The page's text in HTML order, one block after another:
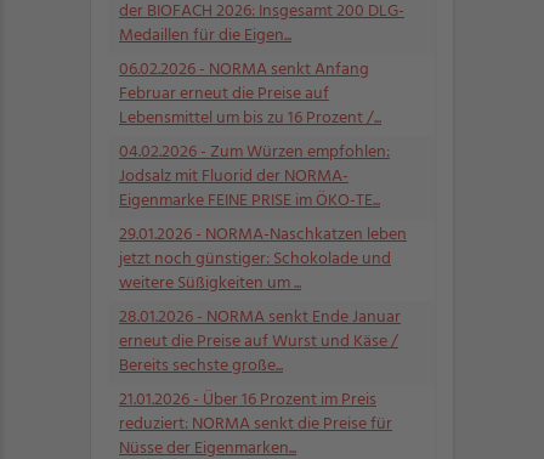
der BIOFACH 2026: Insgesamt 200 DLG-
Medaillen für die Eigen...
06.02.2026- NORMA senkt Anfang
Februar erneut die Preise auf
Lebensmittel um bis zu 16 Prozent /...
04.02.2026- Zum Würzen empfohlen:
Jodsalz mit Fluorid der NORMA-
Eigenmarke FEINE PRISE im ÖKO-TE...
29.01.2026- NORMA-Naschkatzen leben
jetzt noch günstiger: Schokolade und
weitere Süßigkeiten um ...
28.01.2026- NORMA senkt Ende Januar
erneut die Preise auf Wurst und Käse /
Bereits sechste große...
21.01.2026- Über 16 Prozent im Preis
reduziert: NORMA senkt die Preise für
Nüsse der Eigenmarken...